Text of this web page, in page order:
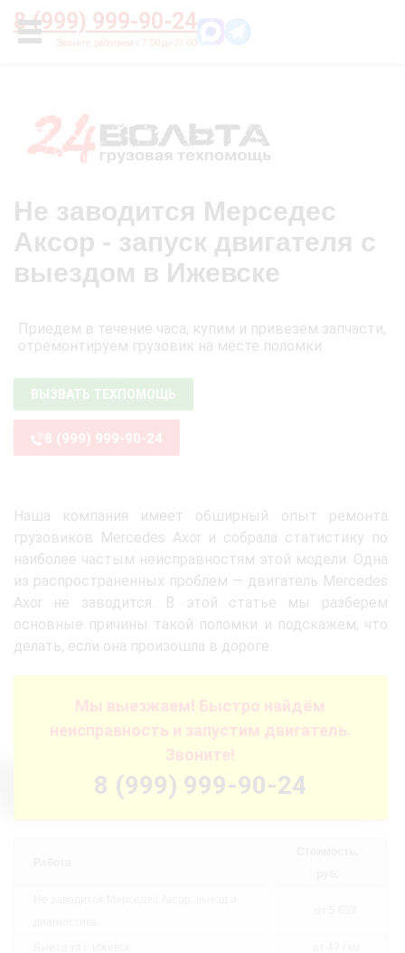
8 (999) 999-90-24
УСЛУГИ
Главная О нас Цены
Не заводится Мерседес
Аксор - запуск двигателя с
выездом в Ижевске
Приедем в течение часа, купим и привезём запчасти,
отремонтируем грузовик на месте поломки
ВЫЗВАТЬ ТЕХПОМОЩЬ
8 (999) 999-90-24
Наша компания имеет обширный опыт ремонта
грузовиков Mercedes Axor и собрала статистику по
наиболее частым неисправностям этой модели. Одна
из распространенных проблем — двигатель Mercedes
Axor не заводится. В этой статье мы разберем
основные причины такой поломки и подскажем, что
делать, если она произошла в дороге.
Мы выезжаем! Быстро найдём
неисправность и запустим двигатель.
Звоните!
8 (999) 999-90-24